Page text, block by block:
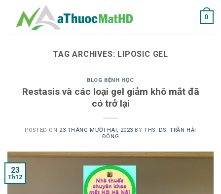
content
0
TAG ARCHIVES: LIPOSIC GEL
BLOG BỆNH HỌC
Restasis và các loại gel giảm khô mắt đã
có trở lại
POSTED ON 23 THÁNG MƯỜI HAI, 2023 BYTHS. DS. TRẦN HẢI
ĐÔNG
23
Th12